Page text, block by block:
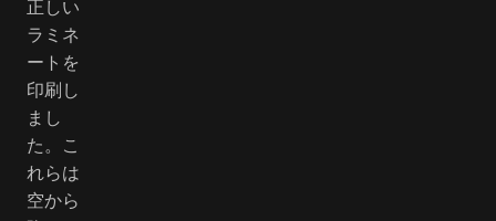
正しい
ラミネ
ートを
印刷し
まし
た。こ
れらは
空から